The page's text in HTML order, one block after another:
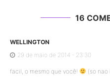
16
WELLINGTON
29 de maio de 2014 - 23:30
facil, o mesmo que você!
(so